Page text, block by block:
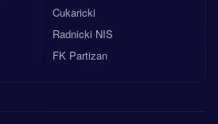
Cukaricki
Radnicki NIS
FK Partizan